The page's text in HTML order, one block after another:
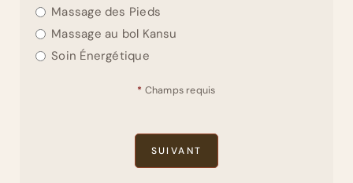
Massage des Pieds
Massage au bol Kansu
Soin Énergétique
* Champs requis